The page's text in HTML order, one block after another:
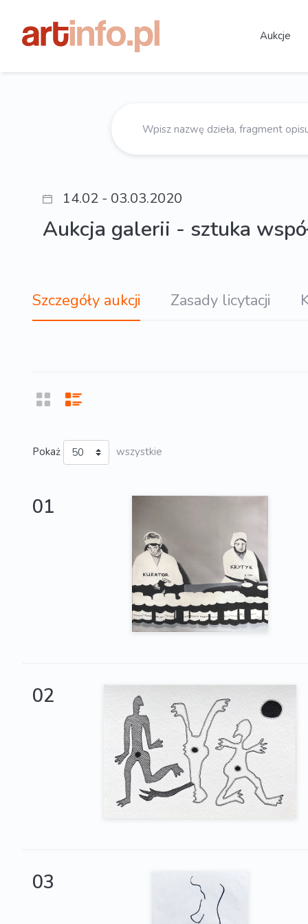
Aukcje
14.02 - 03.03.2020
Aukcja galerii - sztuka
Szczegóły aukcji Zasady licytacji
Pokaż wszystkie
01
02
03